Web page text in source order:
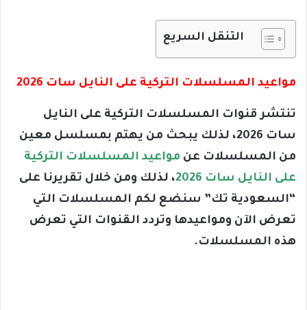
التنقل السريع
مواعيد المسلسلات التركية على النايل سات 2026
تنتشر قنوات المسلسلات التركية على النايل
سات 2026، لذلك يبحث من يهتم بمسلسل معين
من المسلسلات عن مواعيد المسلسلات التركية
على النايل سات 2026
، لذلك ومن خلال تقريرنا على
“السعودية تك” سنضع لكم المسلسلات التي
تعرض الآن ومواعيدها وتردد القنوات التي تعرض
هذه المسلسلات.